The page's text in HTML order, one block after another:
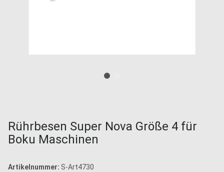
Rührbesen Super Nova Größe 4 für
Boku Maschinen
Artikelnummer: S-Art4730